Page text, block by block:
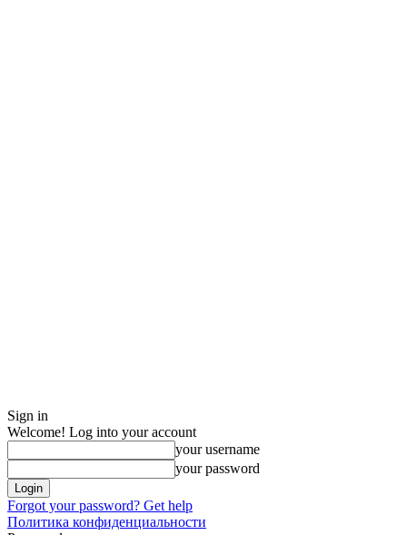
Sign in
Welcome! Log into your account
your username
your password
Forgot your password? Get help
Политика конфиденциальности